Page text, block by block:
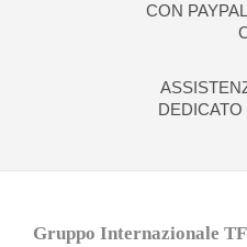
CON
Gruppo Internazionale TF